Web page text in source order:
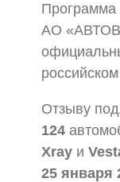
Программа
АО
Отзыву
124
Xray и
25 января